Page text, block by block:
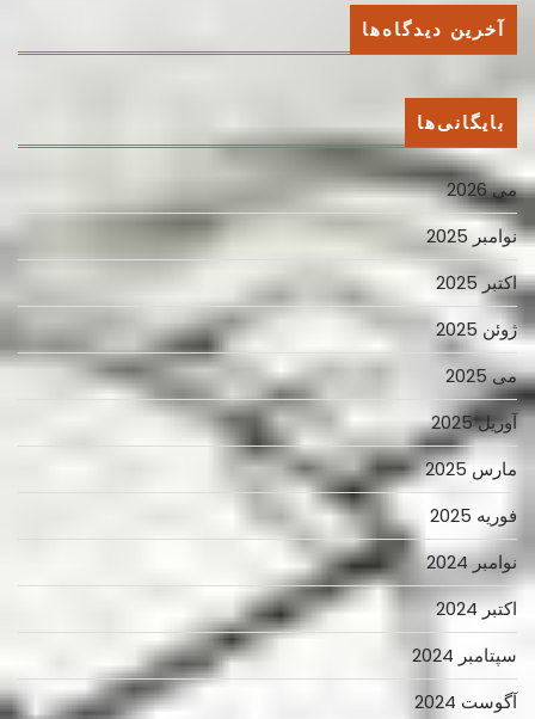
آخرین دیدگاه‌ها
بایگانی‌ها
می 2026
نوامبر 2025
اکتبر 2025
ژوئن 2025
می 2025
آوریل 2025
مارس 2025
فوریه 2025
نوامبر 2024
اکتبر 2024
سپتامبر 2024
آگوست 2024